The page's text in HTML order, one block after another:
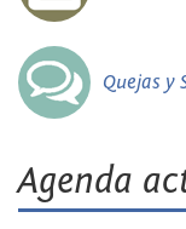
Quejas y
Agenda